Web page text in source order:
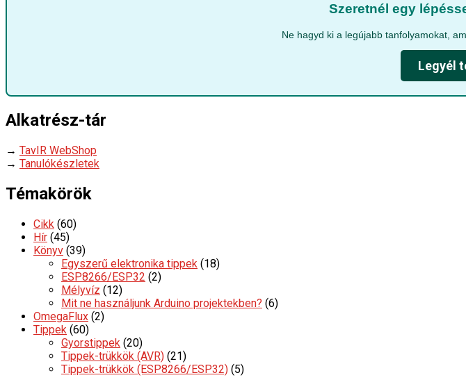
Szeretnél egy
Ne hagyd ki a legújabb tanfolyamokat,
Legyél
Alkatrész-tár
→ TavIR WebShop
→ Tanulókészletek
Témakörök
Cikk (60)
Hír (45)
Könyv (39)
Egyszerű elektronika tippek (18)
ESP8266/ESP32 (2)
Mélyvíz (12)
Mit ne használjunk Arduino projektekben? (6)
OmegaFlux (2)
Tippek (60)
Gyorstippek (20)
Tippek-trükkök (AVR) (21)
Tippek-trükkök (ESP8266/ESP32) (5)